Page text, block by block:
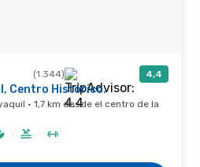
(1.344) 4,4
Centro Histórico.
· 1,7 km desde el centro de la